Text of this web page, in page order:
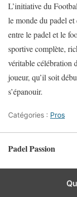
L’initiative du
le monde du padel
entre le padel et le
sportive complète,
véritable célébration
joueur, qu’il soit
s’épanouir.
Catégories : Pros
Padel Passion